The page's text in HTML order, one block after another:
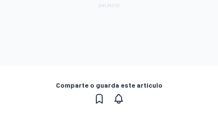
Comparte o guarda este artículo